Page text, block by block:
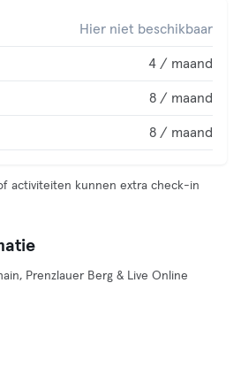
Hier niet beschikbaar
4 / maand
8 / maand
8 / maand
activiteiten kunnen extra check-in
Prenzlauer Berg & Live Online